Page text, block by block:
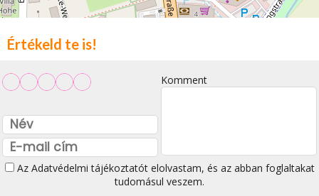
Értékeld te is!
Komment
Az Adatvédelmi tájékoztatótelolvastam, és az abban foglaltakat
tudomásul veszem.